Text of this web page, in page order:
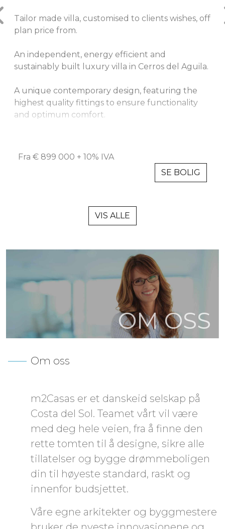
Tailor made villa, customised to clients wishes, off
plan price from.
An independent, energy efficient and
sustainably built luxury villa in Cerros del Aguila.
A unique contemporary design, featuring the
highest quality fittings to ensure functionality
and optimum comfort.
m² plus 100m2 terrace. There is also a large
allow you to enjoy the beautiful views over the
Mijas mountains and the entire city of
bedrooms and a spacious open plan living room.
The rooms lead directly to the terrace where
you can enjoy a beautiful landscaped garden
and your own private swimming pool.
The villa offers you a possibility to build a roof
terrace and many optional extras to choose from
pergolas.
your home and create a sense of harmony and
wellbeing.
This modern and contemporary open plan
design has been created by the team of
architects whose priorities are an eye for detail,
priority for sustainable building and a careful use
of quality materials and natural colours.
elements, add extra space and select optional
extras to meet their specific needs and wishes.
Fra € 899 000 + 10% IVA
SE BOLIG
VIS ALLE
OM OSS
Om oss
m2Casas er et danskeid selskap på
Costa del Sol. Teamet vårt vil være
med deg hele veien, fra å finne den
rette tomten til å designe, sikre alle
tillatelser og bygge drømmeboligen
din til høyeste standard, raskt og
innenfor budsjettet.
Våre egne arkitekter og byggmestere